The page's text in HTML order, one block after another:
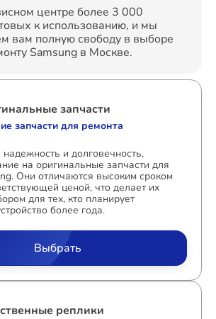
центре более 3 000
к использованию, и мы
вам полную свободу в выборе
Samsung в Москве.
запчасти
запчасти для ремонта
и долговечность,
на оригинальные запчасти для
Они отличаются высоким сроком
ценой, что делает их
для тех, кто планирует
более года.
Выбрать
реплики